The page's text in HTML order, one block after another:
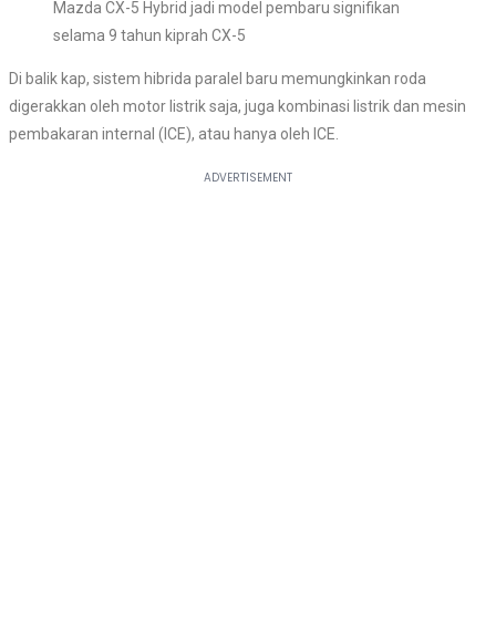
Mazda CX-5 Hybrid jadi model pembaru signifikan
selama 9 tahun kiprah CX-5
Di balik kap, sistem hibrida paralel baru memungkinkan roda
digerakkan oleh motor listrik saja, juga kombinasi listrik dan mesin
pembakaran internal (ICE), atau hanya oleh ICE.